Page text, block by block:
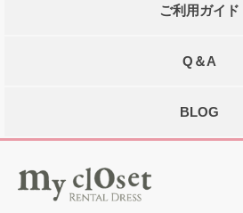
ご利用ガイド
Q＆A
BLOG